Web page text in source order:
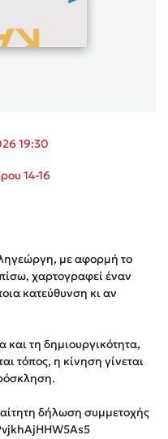
εσύ
στο σχολείο
19:30
14-16
με αφορμή το
χαρτογραφεί έναν
κατεύθυνση κι αν
και τη δημιουργικότητα,
τόπος, η κίνηση γίνεται
δήλωση συμμετοχής